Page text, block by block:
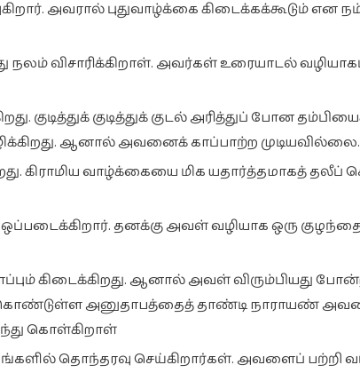
அவரால் புதுவாழ்க்கை கிடைக்கக்கூடும் என
விசாரிக்கிறாள். அவர்கள் உரையாடல்
குடித்துக் குடித்துக் குடல் அரித்துப் போன
ஆனால் அவனைக் காப்பாற்ற முடியவில்லை.
கிராமிய வாழ்க்கையை மிக யதார்த்தமாகத்
தனக்கு அவள் வழியாக ஒரு குழந்தை
கிடைக்கிறது. ஆனால் அவள் விரும்பியது
அனுதாபத்தைத் தாண்டி நாராயண்
கொள்கிறாள்
தொந்தரவு செய்கிறார்கள். அவளைப் பற்றி